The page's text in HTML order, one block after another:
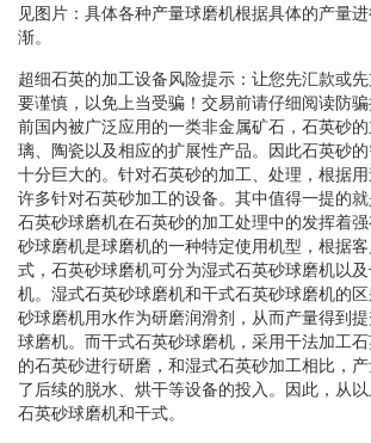
见图片：具体各种产量球磨机根据具体的产量
渐。
超细石英的加工设备风险提示：让您先汇款或
要谨慎，以免上当受骗！交易前请仔细阅读防
前国内被广泛应用的一类非金属矿石，石英砂
璃、陶瓷以及相应的扩展性产品。因此石英砂
十分巨大的。针对石英砂的加工、处理，根据
许多针对石英砂加工的设备。其中值得一提的就
石英砂球磨机在石英砂的加工处理中的发挥着
砂球磨机是球磨机的一种特定使用机型，根据
式，石英砂球磨机可分为湿式石英砂球磨机以
机。湿式石英砂球磨机和干式石英砂球磨机的
砂球磨机用水作为研磨润滑剂，从而产量得到
球磨机。而干式石英砂球磨机，采用干法加工
的石英砂进行研磨，和湿式石英砂加工相比，
了后续的脱水、烘干等设备的投入。因此，从
石英砂球磨机和干式。